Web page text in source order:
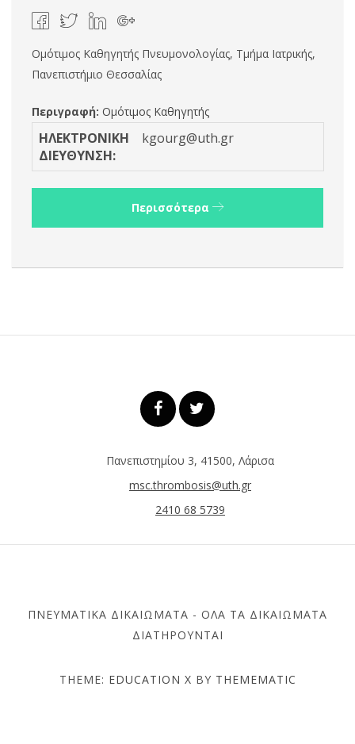
Ομότιμος Καθηγητής Πνευμονολογίας, Τμήμα Ιατρικής,
Πανεπιστήμιο Θεσσαλίας
Περιγραφή: Ομότιμος Καθηγητής
ΗΛΕΚΤΡΟΝΙΚΗ
ΔΙΕΥΘΥΝΣΗ:
kgourg@uth.gr
Περισσότερα
Πανεπιστημίου 3, 41500, Λάρισα
msc.thrombosis@uth.gr
2410 68 5739
ΠΝΕΥΜΑΤΙΚΆ ΔΙΚΑΙΏΜΑΤΑ - ΌΛΑ ΤΑ ΔΙΚΑΙΏΜΑΤΑ
ΔΙΑΤΗΡΟΎΝΤΑΙ
THEME: EDUCATION X BY THEMEMATIC